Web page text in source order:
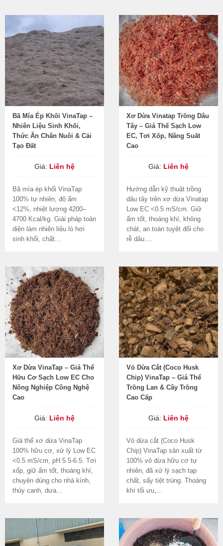
Bã Mía Ép Khối VinaTap –
Nhiên Liệu Sinh Khối,
Thức Ăn Chăn Nuôi & Cải
Tạo Đất
Giá: Liên hệ
Bã mía ép khối VinaTap
100% tự nhiên, độ ẩm
<12%, nhiệt lượng 4200–
4700 Kcal/kg. Giải pháp toàn
diện làm nhiên liệu lò hơi
sinh khối, chất...
Xơ Dừa Vinatap Trồng Dâu
Tây – Giá Thể Sạch Low
EC, Tơi Xốp, Năng Suất
Cao
Giá: Liên hệ
Hướng dẫn kỹ thuật trồng
dâu tây trên xơ dừa Vinatap
Low EC <0.5 mS/cm. Giữ
ẩm tốt, thoáng khí, không
chát, an toàn tuyệt đối cho
rễ dâu....
Xơ Dừa VinaTap – Giá Thể
Hữu Cơ Sạch Low EC Cho
Nông Nghiệp Công Nghệ
Cao
Giá: Liên hệ
Giá thể xơ dừa VinaTap
100% hữu cơ, xử lý Low EC
<0.5 mS/cm, pH 5.5-6.5. Tơi
xốp, giữ ẩm tốt, thoáng khí,
chuyên dùng cho nhà kính,
thủy canh, dưa...
Vỏ Dừa Cắt (Coco Husk
Chip) VinaTap – Giá Thể
Trồng Lan & Cây Trồng
Cao Cấp
Giá: Liên hệ
Vỏ dừa cắt (Coco Husk
Chip) VinaTap sản xuất từ
100% vỏ dừa hữu cơ tự
nhiên, đã xử lý sạch tạp
chất, sấy tiệt trùng. Thoáng
khí tối ưu,...